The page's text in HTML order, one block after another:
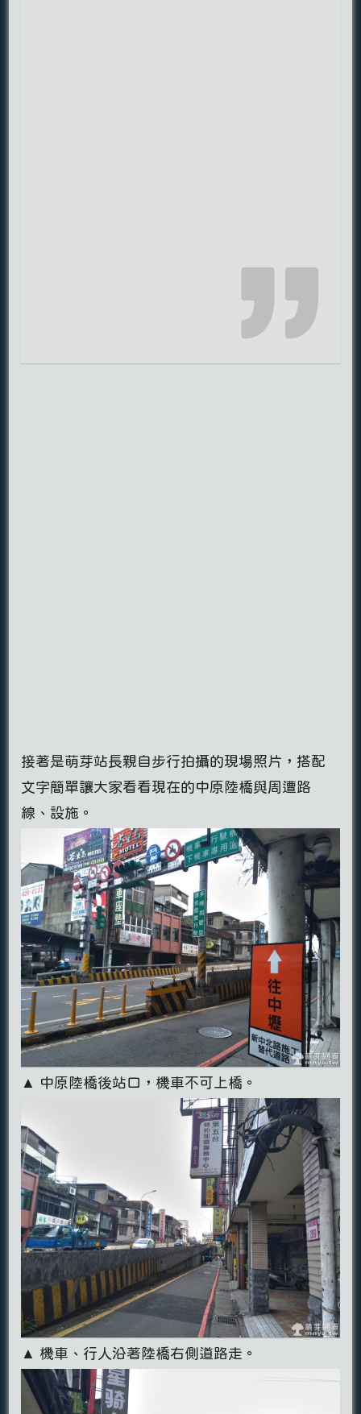
接著是萌芽站長親自步行拍攝的現場照片，搭配
文字簡單讓大家看看現在的中原陸橋與周遭路
線、設施。
▲ 中原陸橋後站口，機車不可上橋。
▲ 機車、行人沿著陸橋右側道路走。